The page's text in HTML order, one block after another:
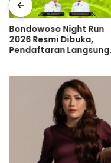
Bondowoso Night Run
2026 Resmi Dibuka,
Pendaftaran Langsung